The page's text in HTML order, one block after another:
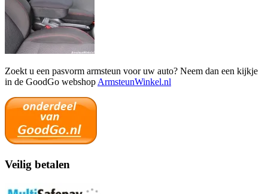
Zoekt u een pasvorm armsteun voor uw auto? Neem dan een kijkje
in de GoodGo webshop ArmsteunWinkel.nl
Veilig betalen